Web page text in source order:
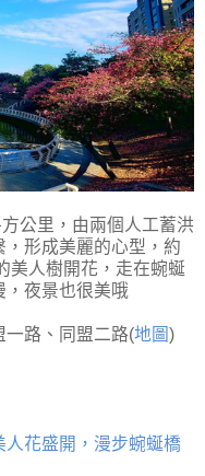
公里，由兩個人工蓄洪
形成美麗的心型，約
美人樹開花，走在蜿蜒
，夜景也很美哦
一路、同盟二路(地圖)
花盛開，漫步蜿蜒橋